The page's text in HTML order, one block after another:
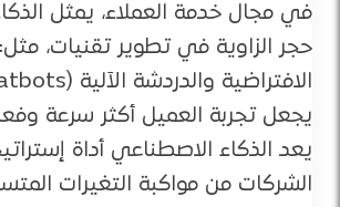
في مجال خدمة العملاء، يمثل
حجر الزاوية في تطوير تقنيات،
يجعل تجربة العميل أكثر سرعة
يعد الذكاء الاصطناعي أداة
الشركات من مواكبة التغيرات